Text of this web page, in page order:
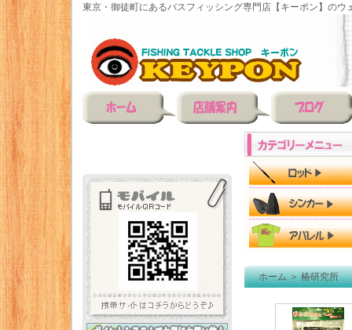
東京・御徒町にあるバスフィッシング専門店【キーポン】のウ
ホーム＞椿研究所